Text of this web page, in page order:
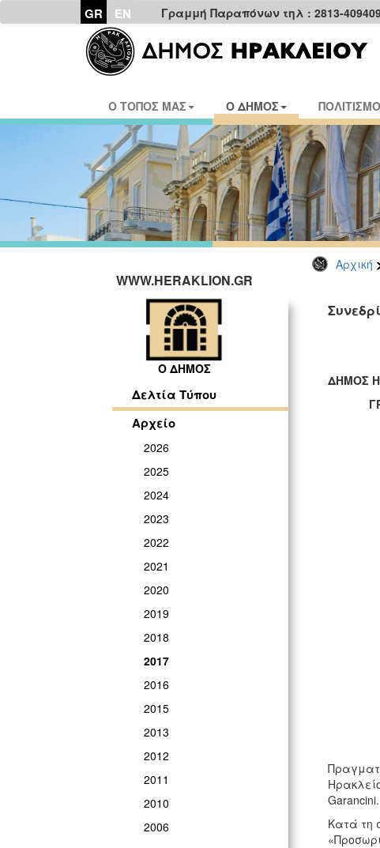
GR EN Γραμμή Παραπόνων τηλ : 2813-
Ο ΤΟΠΟΣ ΜΑΣ Ο ΔΗΜΟΣ
Αρχική
WWW.HERAKLION.GR
Ο ΔΗΜΟΣ
Δελτία Τύπου
Αρχείο
2026
2025
2024
2023
2022
2021
2020
2019
2018
2017
2016
2015
2013
2012
2011
2010
2006
ΔΗΜΟΣ
Garancini.
Κατά τη